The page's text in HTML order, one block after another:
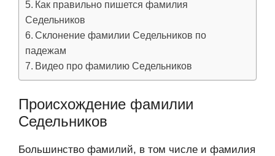
Как правильно пишется фамилия
Седельников
Склонение фамилии Седельников по
падежам
Видео про фамилию Седельников
Происхождение фамилии
Седельников
Большинство фамилий, в том числе и фамилия